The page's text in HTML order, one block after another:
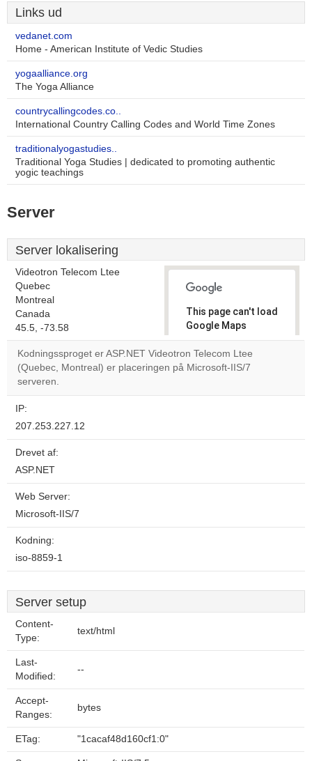
Links ud
vedanet.com
Home - American Institute of Vedic Studies
yogaalliance.org
The Yoga Alliance
countrycallingcodes.co..
International Country Calling Codes and World Time Zones
traditionalyogastudies..
Traditional Yoga Studies | dedicated to promoting authentic
yogic teachings
Server
Server lokalisering
Videotron Telecom Ltee
Quebec
Montreal
Canada
45.5, -73.58
This page can't load
Google Maps
correctly.
Do you
Kodningssproget er ASP.NET Videotron Telecom Ltee
(Quebec, Montreal) er placeringen på Microsoft-IIS/7
serveren.
IP:
207.253.227.12
Drevet af:
ASP.NET
Web Server:
Microsoft-IIS/7
Kodning:
iso-8859-1
Server setup
Content-
Type:
text/html
Last-
Modified:
--
Accept-
Ranges:
bytes
ETag: "1cacaf48d160cf1:0"